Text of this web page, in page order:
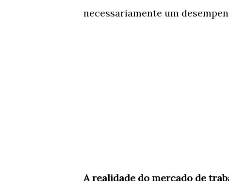
necessariamente um
A realidade do mercado de